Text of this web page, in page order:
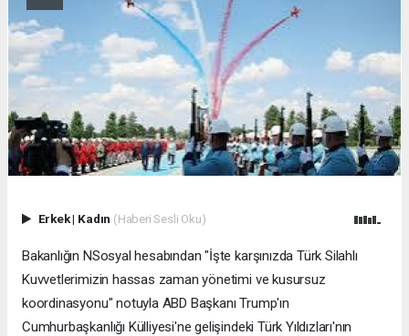
Erkek| Kadın (Haberi Sesli Oku)
Bakanlığın NSosyal hesabından "İşte karşınızda Türk Silahlı
Kuvvetlerimizin hassas zaman yönetimi ve kusursuz
koordinasyonu" notuyla ABD Başkanı Trump'ın
Cumhurbaşkanlığı Külliyesi'ne gelişindeki Türk Yıldızları'nın